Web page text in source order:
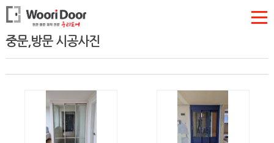
중문,방문 시공사진